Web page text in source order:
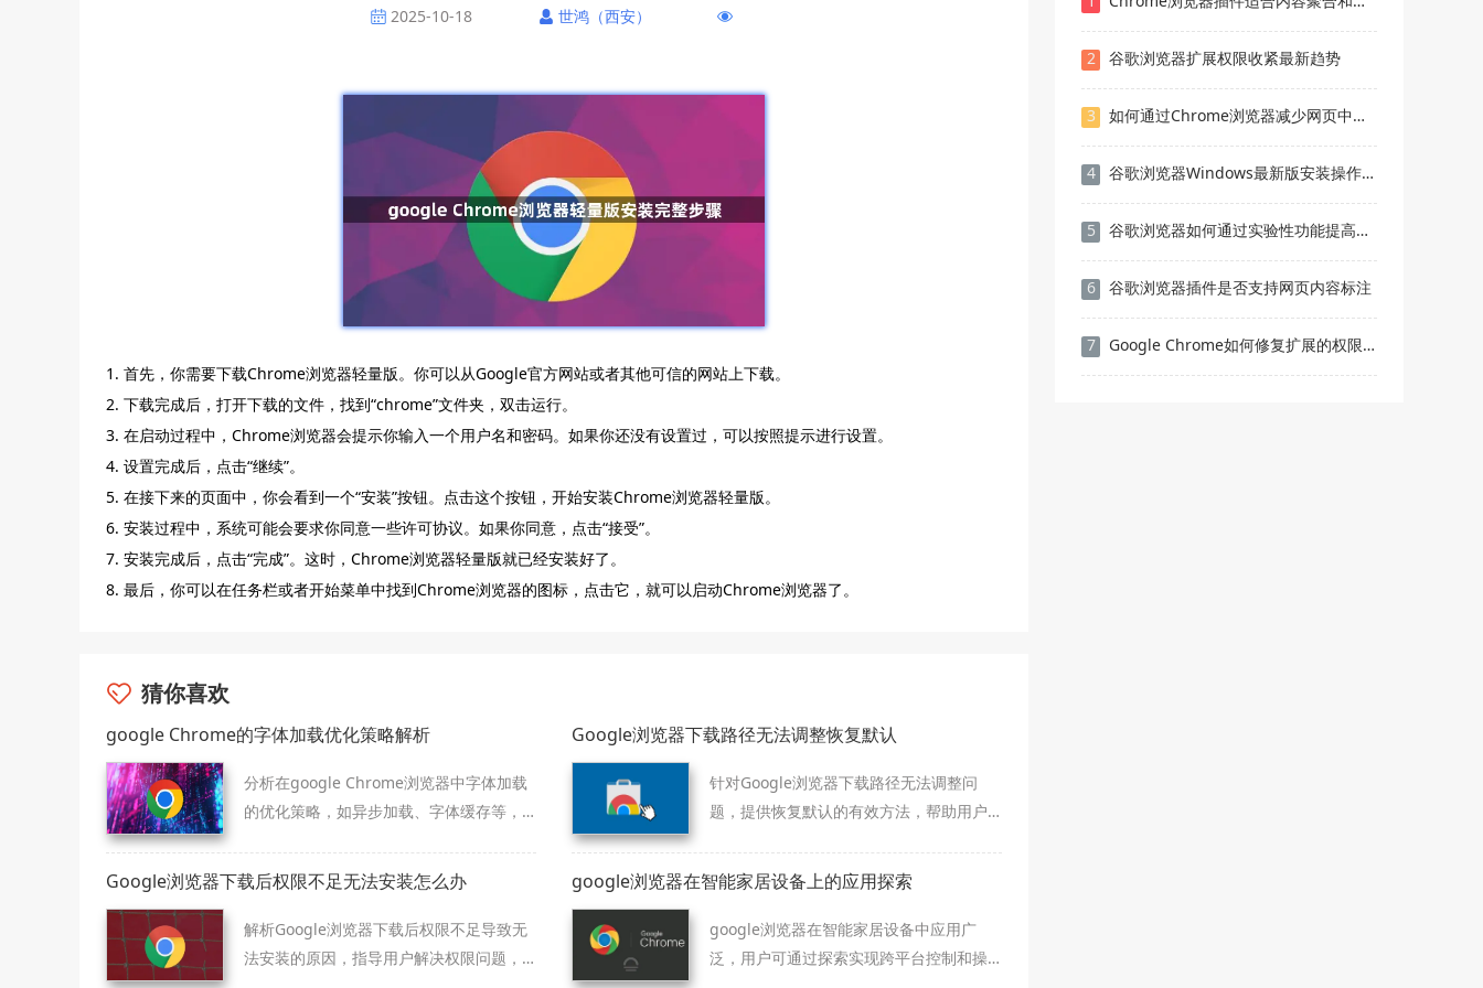
2025-10-18 世鸿（西安）
1. 首先，你需要下载Chrome浏览器轻量版。你可以从Google官方网站或者其他可信的网站上下载。
2. 下载完成后，打开下载的文件，找到“chrome”文件夹，双击运行。
3. 在启动过程中，Chrome浏览器会提示你输入一个用户名和密码。如果你还没有设置过，可以按照提示进行设置。
4. 设置完成后，点击“继续”。
5. 在接下来的页面中，你会看到一个“安装”按钮。点击这个按钮，开始安装Chrome浏览器轻量版。
6. 安装过程中，系统可能会要求你同意一些许可协议。如果你同意，点击“接受”。
7. 安装完成后，点击“完成”。这时，Chrome浏览器轻量版就已经安装好了。
8. 最后，你可以在任务栏或者开始菜单中找到Chrome浏览器的图标，点击它，就可以启动Chrome浏览器了。
猜你喜欢
google Chrome的字体加载优化策略解析
分析在google Chrome浏览器中字体加载
的优化策略，如异步加载、字体缓存等，
Google浏览器下载路径无法调整恢复默认
针对Google浏览器下载路径无法调整问
题，提供恢复默认的有效方法，帮助用户
Google浏览器下载后权限不足无法安装怎么办
解析Google浏览器下载后权限不足导致无
法安装的原因，指导用户解决权限问题，
google浏览器在智能家居设备上的应用探索
google浏览器在智能家居设备中应用广
泛，用户可通过探索实现跨平台控制和操
2 谷歌浏览器扩展权限收紧最新趋势
3 如何通过Chrome浏览器减少网页中的HTTP请求
4 谷歌浏览器Windows最新版安装操作及问题解决流程
5 谷歌浏览器如何通过实验性功能提高性能
6 谷歌浏览器插件是否支持网页内容标注
7 Google Chrome如何修复扩展的权限问题